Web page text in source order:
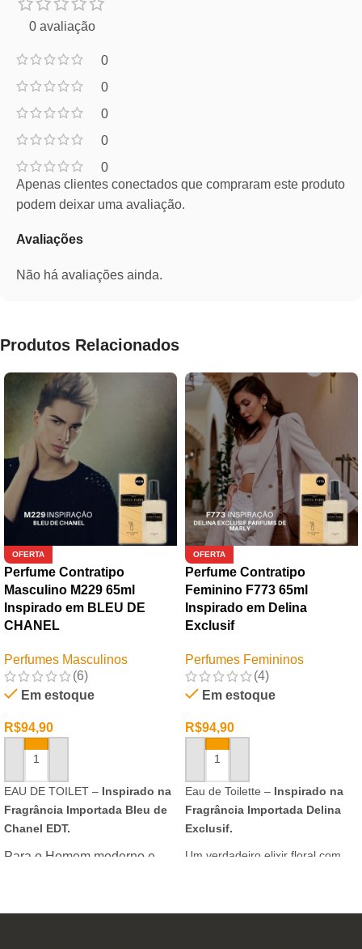
0 avaliação
0
0
0
0
0
Avaliações
Não há avaliações ainda.
Apenas clientes conectados que compraram este produto
podem deixar uma avaliação.
Produtos Relacionados
OFERTA
Perfume Contratipo
Masculino M229 65ml
Inspirado em BLEU DE
CHANEL
Perfumes Masculinos
(6)
Em estoque
R$94,90
ADICIONAR AO CARRINHO
EAU DE TOILET – Inspirado na
Fragrância Importada Bleu de
Chanel EDT.
Para o Homem moderno e
inovar sempre, provocando
OFERTA
Perfume Contratipo
Feminino F773 65ml
Inspirado em Delina
Exclusif
Perfumes Femininos
(4)
Em estoque
R$94,90
ADICIONAR AO CARRINHO
Eau de Toilette – Inspirado na
Fragrância Importada Delina
Exclusif.
Um verdadeiro elixir floral com